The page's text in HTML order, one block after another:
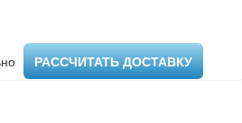
РАССЧИТАТЬ ДОСТАВКУ